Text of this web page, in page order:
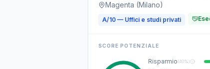
Magenta (Milano)
A/10 — Uffici e studi privati
SCORE POTENZIALE
Risparmio(40%)